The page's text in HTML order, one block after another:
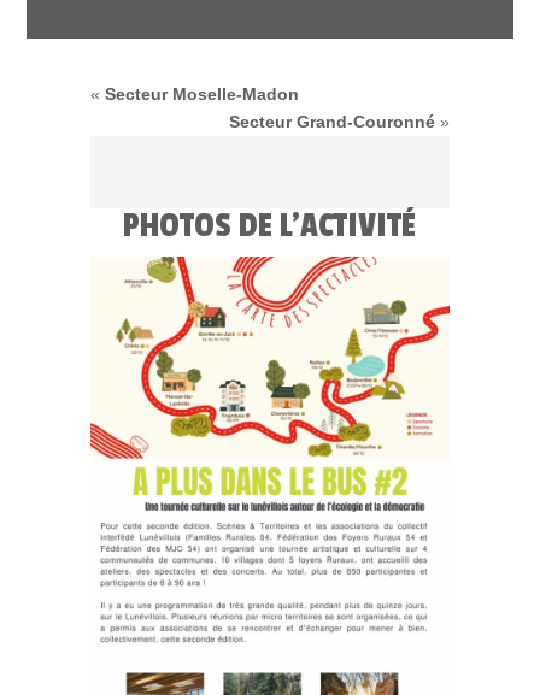
« Secteur Moselle-Madon
Secteur Grand-Couronné »
PHOTOS DE L'ACTIVITÉ